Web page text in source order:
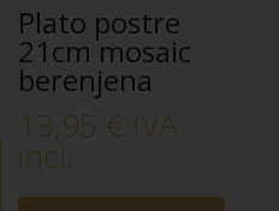
Plato postre
21cm mosaic
berenjena
13,95 € IVA
incl.